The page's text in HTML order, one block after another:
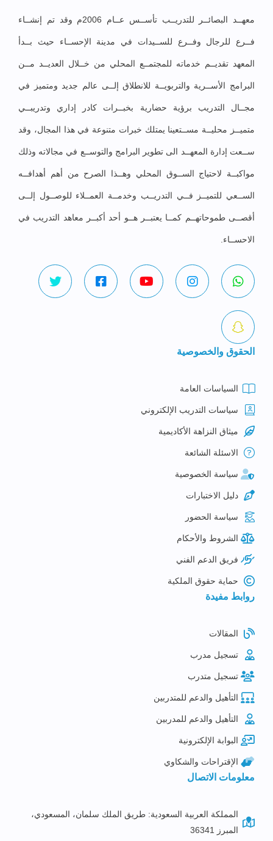
معهــد البصائــر للتدريــب تأســس عــام 2006م وقد تم إنشــاء
فــرع للرجال وفــرع للســيدات في مدينة الإحســاء حيث بــدأ
المعهد تقديــم خدماته للمجتمــع المحلي من خــلال العديــد مــن
البرامج الأســرية والتربويــة للانطلاق إلــى عالم جديد ومتميز في
مجــال التدريب برؤية حضارية بخبــرات كادر إداري وتدريبــي
متميــز محليــة مســتعينا يمتلك خبرات متنوعة في هذا المجال، وقد
ســعت إدارة المعهــد الى تطوير البرامج والتوســع في مجالاته وذلك
مواكبــة لاحتياج الســوق المحلي وهــذا الصرح من أهم أهدافــه
الســعي للتميــز فــي التدريــب وخدمــة العمــلاء للوصــول إلــى
أقصــى طموحاتهــم كمــا يعتبــر هــو أحد أكبــر معاهد التدريب في
الاحســاء.
الحقوق والخصوصية
السياسات العامة
سياسات التدريب الإلكتروني
ميثاق النزاهة الأكاديمية
الاسئلة الشائعة
سياسة الخصوصية
دليل الاختبارات
سياسة الحضور
الشروط والأحكام
فريق الدعم الفني
حماية حقوق الملكية
روابط مفيدة
المقالات
تسجيل مدرب
تسجيل متدرب
التأهيل والدعم للمتدربين
التأهيل والدعم للمدربين
البوابة الإلكترونية
الإقتراحات والشكاوي
معلومات الاتصال
المملكة العربية السعودية: طريق الملك سلمان، المسعودي،
المبرز 36341